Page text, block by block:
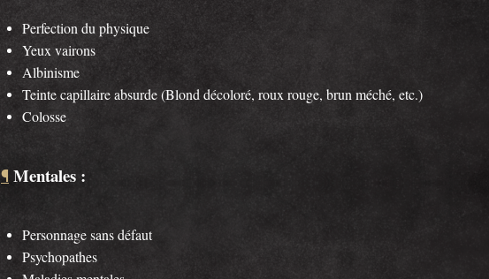
Perfection du physique
Yeux vairons
Albinisme
Teinte capillaire absurde (Blond décoloré, roux rouge, brun méché, etc.)
Colosse
¶ Mentales :
Personnage sans défaut
Psychopathes